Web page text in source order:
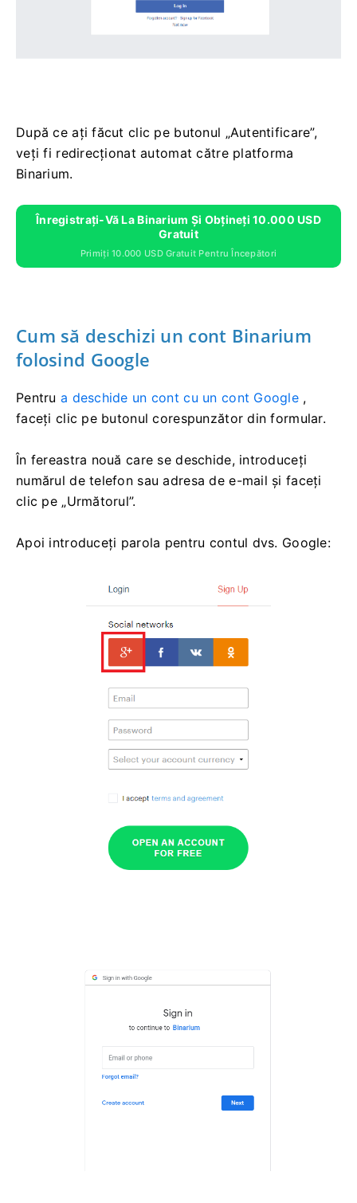
După ce ați făcut clic pe butonul „Autentificare”,
veți fi redirecționat automat către platforma
Binarium.
Înregistrați-Vă La Binarium Și Obțineți 10.000 USD
Gratuit
Primiți 10.000 USD Gratuit Pentru Începători
Cum să deschizi un cont Binarium
folosind Google
Pentru a deschide un cont cu un cont Google ,
faceți clic pe butonul corespunzător din formular.
În fereastra nouă care se deschide, introduceți
numărul de telefon sau adresa de e-mail și faceți
clic pe „Următorul”.
Apoi introduceți parola pentru contul dvs. Google: